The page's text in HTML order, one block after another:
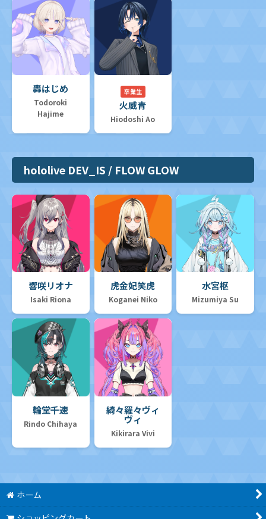
轟はじめ
Todoroki
Hajime
卒業生
火威青
Hiodoshi Ao
hololive DEV_IS / FLOW GLOW
響咲リオナ
Isaki Riona
虎金妃笑虎
Koganei Niko
水宮枢
Mizumiya Su
輪堂千速
Rindo Chihaya
綺々羅々ヴィ
ヴィ
Kikirara Vivi
ホーム